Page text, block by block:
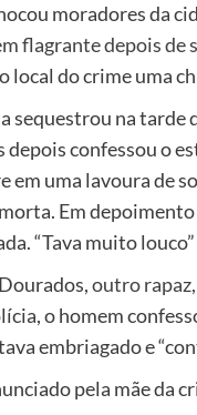
moradores da
flagrante depois de
local do crime uma
sequestrou na tarde
depois confessou o
em uma lavoura de
Em depoimento
“Tava muito
outro
o homem
embriagado e
pela mãe da